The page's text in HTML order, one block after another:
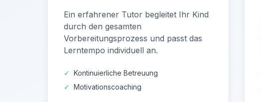
Ein erfahrener Tutor begleitet Ihr Kind
durch den gesamten
Vorbereitungsprozess und passt das
Lerntempo individuell an.
✓ Kontinuierliche Betreuung
✓ Motivationscoaching